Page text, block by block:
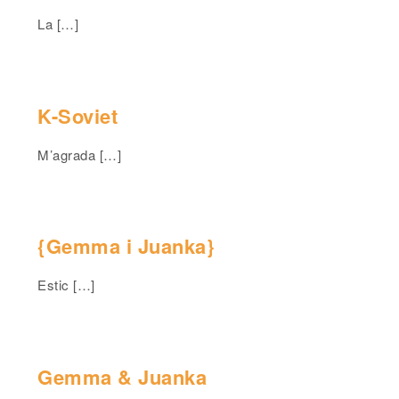
La […]
K-Soviet
M’agrada […]
{Gemma i Juanka}
Estic […]
Gemma & Juanka